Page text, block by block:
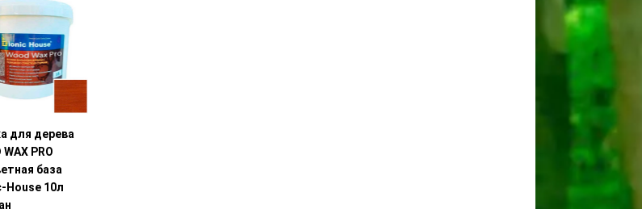
для дерева
WAX PRO
база
House 10л